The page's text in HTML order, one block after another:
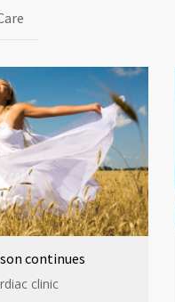
continues
clinic